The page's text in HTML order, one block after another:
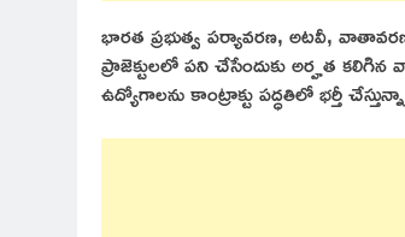
భారత ప్రభుత్వ పర్యావరణ, అటవీ,
ప్రాజెక్టులలో పని చేసేందుకు అర్హత
ఉద్యోగాలను కాంట్రాక్టు పద్ధతిలో భర్తీ